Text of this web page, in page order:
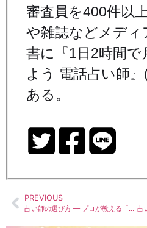
審査員を400件以
や雑誌などメディ
書に『1日2時間で
よう 電話占い師
ある。
PREVIOUS
占い師の選び方 — プロが教える「この人に占ってほしい」の見極め方